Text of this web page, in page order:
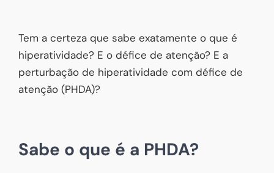
Tem a certeza que sabe exatamente o que é
hiperatividade? E o défice de atenção? E a
perturbação de hiperatividade com défice de
atenção (PHDA)?
Sabe o que é a PHDA?